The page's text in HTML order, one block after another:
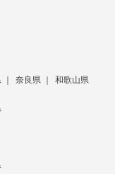
奈良県
和歌山県